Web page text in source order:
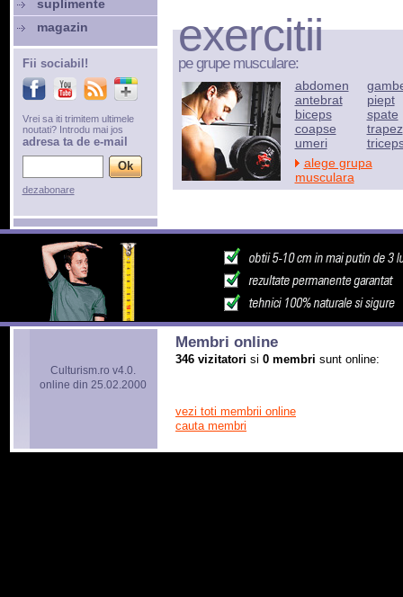
exercitii
pe grupe musculare:
abdomen
antebrat
biceps
coapse
umeri
piept
spate
trapez
alege grupa
musculara
suplimente
magazin
Fii sociabil!
Vrei sa iti trimitem ultimele
noutati? Introdu mai jos
adresa ta de e-mail
dezabonare
Culturism.ro v4.0.
online din 25.02.2000
Membri online
346 vizitatori si 0 membri sunt online:
vezi toti membrii online
cauta membri